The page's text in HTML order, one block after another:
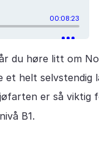
du høre litt om
helt selvstendig
er så viktig
B1.